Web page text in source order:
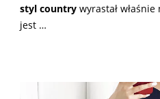
styl country wyrastał
jest …